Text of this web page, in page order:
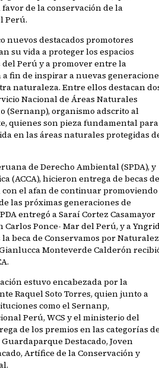
de la conservación de la
Perú.
nuevos destacados promotores
su vida a proteger los espacios
Perú y a promover entre la
fin de inspirar a nuevas
naturaleza. Entre ellos destacan
Nacional de Áreas Naturales
(Sernanp), organismo adscrito al
quienes son pieza fundamental para
en las áreas naturales protegidas
de Derecho Ambiental (SPDA), y
(ACCA), hicieron entrega de becas de
el afan de continuar promoviendo
las próximas generaciones de
entregó a Saraí Cortez Casamayor
Carlos Ponce- Mar del Perú, y a
beca de Conservamos por
Monteverde Calderón
estuvo encabezada por la
Raquel Soto Torres, quien junto a
como el Sernanp,
Perú, WCS y el ministerio del
de los premios en las categorías
Destacado, Joven
Artífice de la Conservación y